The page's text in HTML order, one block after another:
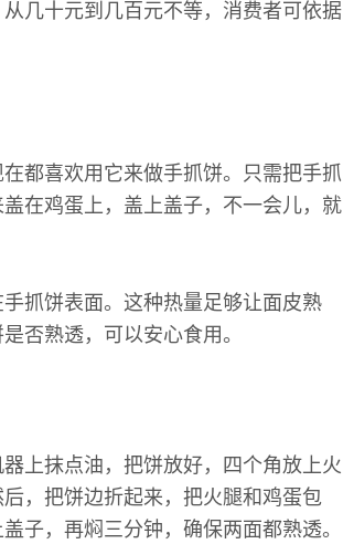
几十元到几百元不等，消费者可依据
都喜欢用它来做手抓饼。只需把手抓
在鸡蛋上，盖上盖子，不一会儿，就
抓饼表面。这种热量足够让面皮熟
否熟透，可以安心食用。
上抹点油，把饼放好，四个角放上火
，把饼边折起来，把火腿和鸡蛋包
子，再焖三分钟，确保两面都熟透。